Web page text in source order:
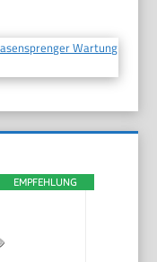
Wartung
EMPFEHLUNG